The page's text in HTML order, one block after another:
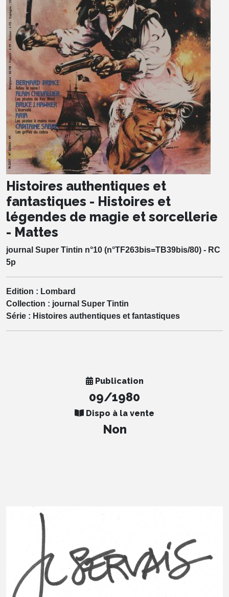
Histoires authentiques et
fantastiques - Histoires et
légendes de magie et sorcellerie
- Mattes
journal Super Tintin n°10 (n°TF263bis=TB39bis/80) - RC
5p
Edition : Lombard
Collection : journal Super Tintin
Série : Histoires authentiques et fantastiques
Publication
09/1980
Dispo à la vente
Non